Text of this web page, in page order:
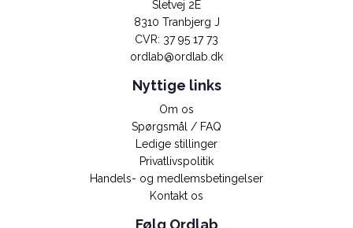
Sletvej 2E
8310 Tranbjerg J
CVR: 37 95 17 73
ordlab@ordlab.dk
Nyttige links
Om os
Spørgsmål / FAQ
Ledige stillinger
Privatlivspolitik
Handels- og medlemsbetingelser
Kontakt os
Følg Ordlab